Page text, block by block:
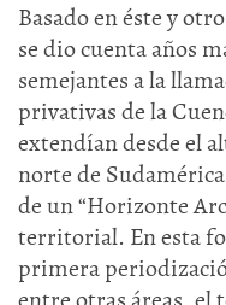
Basado en éste y
se dio cuenta años
semejantes a la
privativas de la
extendían desde el
norte de
de un “Horizonte
territorial. En esta
primera